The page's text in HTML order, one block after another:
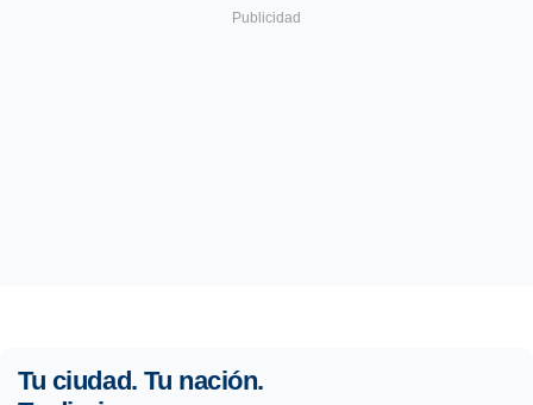
Tu ciudad. Tu nación.